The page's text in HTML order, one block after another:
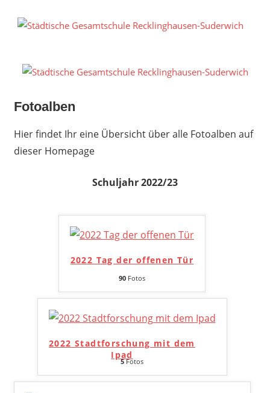
Inhalt
Fotoalben
Hier findet Ihr eine Übersicht über alle Fotoalben auf
dieser Homepage
Schuljahr 2022/23
2022 Tag der offenen Tür
90 Fotos
2022 Stadtforschung mit dem
Ipad
5Fotos